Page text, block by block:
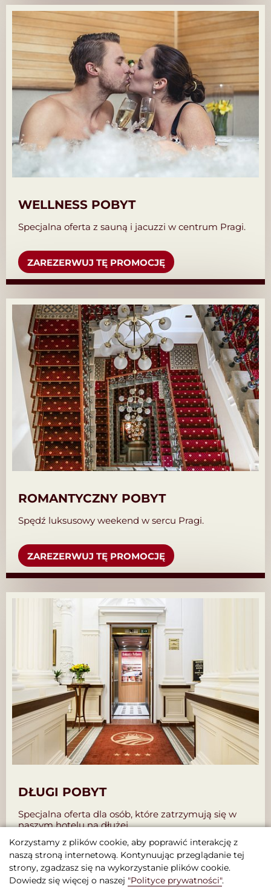
WELLNESS POBYT
Specjalna oferta z sauną i jacuzzi w centrum Pragi.
ZAREZERWUJ TĘ PROMOCJĘ
ROMANTYCZNY POBYT
Spędź luksusowy weekend w sercu Pragi.
ZAREZERWUJ TĘ PROMOCJĘ
DŁUGI POBYT
Specjalna oferta dla osób, które zatrzymują się w
naszym hotelu na dłużej.
ZAREZERWUJ TĘ PROMOCJĘ
Korzystamy z plików cookie, aby poprawić interakcję z
naszą stroną internetową. Kontynuując przeglądanie tej
strony, zgadzasz się na wykorzystanie plików cookie.
Dowiedz się więcej o naszej "Polityce prywatności".